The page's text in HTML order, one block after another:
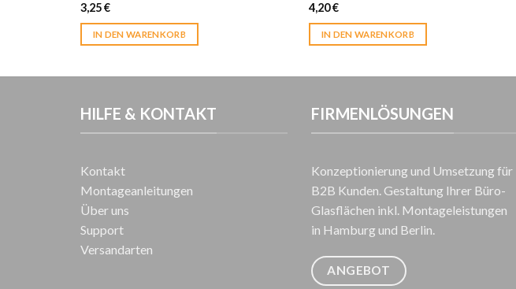
3,25€
IN DEN WARENKORB
4,20€
IN DEN WARENKORB
HILFE & KONTAKT
Kontakt
Montageanleitungen
Über uns
Support
Versandarten
FIRMENLÖSUNGEN
Konzeptionierung und Umsetzung für
B2B Kunden. Gestaltung Ihrer Büro-
Glasflächen inkl. Montageleistungen
in Hamburg und Berlin.
ANGEBOT